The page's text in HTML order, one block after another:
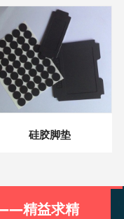
硅胶脚垫
精益求精